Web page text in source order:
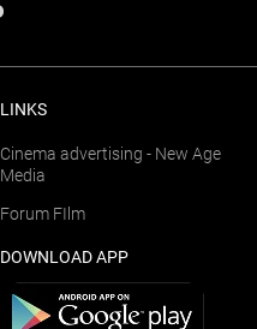
LINKS
Cinema advertising - New Age
Media
Forum FIlm
DOWNLOAD APP